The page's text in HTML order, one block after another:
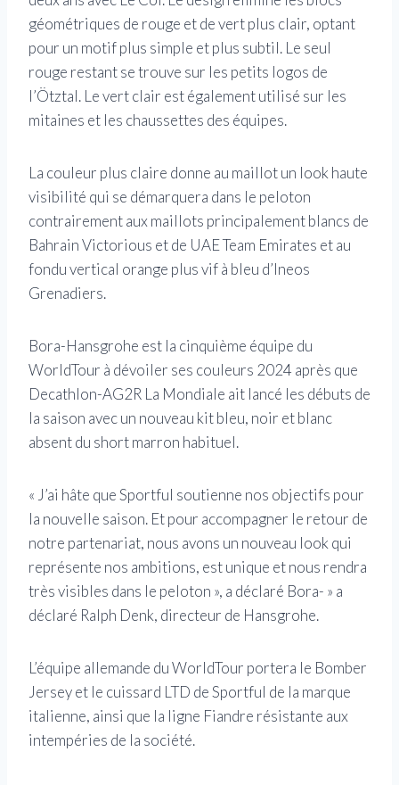
géométriques de rouge et de vert plus clair, optant
pour un motif plus simple et plus subtil. Le seul
rouge restant se trouve sur les petits logos de
l’Ötztal. Le vert clair est également utilisé sur les
mitaines et les chaussettes des équipes.
La couleur plus claire donne au maillot un look haute
visibilité qui se démarquera dans le peloton
contrairement aux maillots principalement blancs de
Bahrain Victorious et de UAE Team Emirates et au
fondu vertical orange plus vif à bleu d’Ineos
Grenadiers.
Bora-Hansgrohe est la cinquième équipe du
WorldTour à dévoiler ses couleurs 2024 après que
Decathlon-AG2R La Mondiale ait lancé les débuts de
la saison avec un nouveau kit bleu, noir et blanc
absent du short marron habituel.
« J’ai hâte que Sportful soutienne nos objectifs pour
la nouvelle saison. Et pour accompagner le retour de
notre partenariat, nous avons un nouveau look qui
représente nos ambitions, est unique et nous rendra
très visibles dans le peloton », a déclaré Bora- » a
déclaré Ralph Denk, directeur de Hansgrohe.
L’équipe allemande du WorldTour portera le Bomber
Jersey et le cuissard LTD de Sportful de la marque
italienne, ainsi que la ligne Fiandre résistante aux
intempéries de la société.